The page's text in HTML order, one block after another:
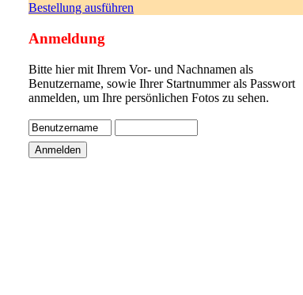
Bestellung ausführen
Anmeldung
Bitte hier mit Ihrem Vor- und Nachnamen als
Benutzername, sowie Ihrer Startnummer als Passwort
anmelden, um Ihre persönlichen Fotos zu sehen.